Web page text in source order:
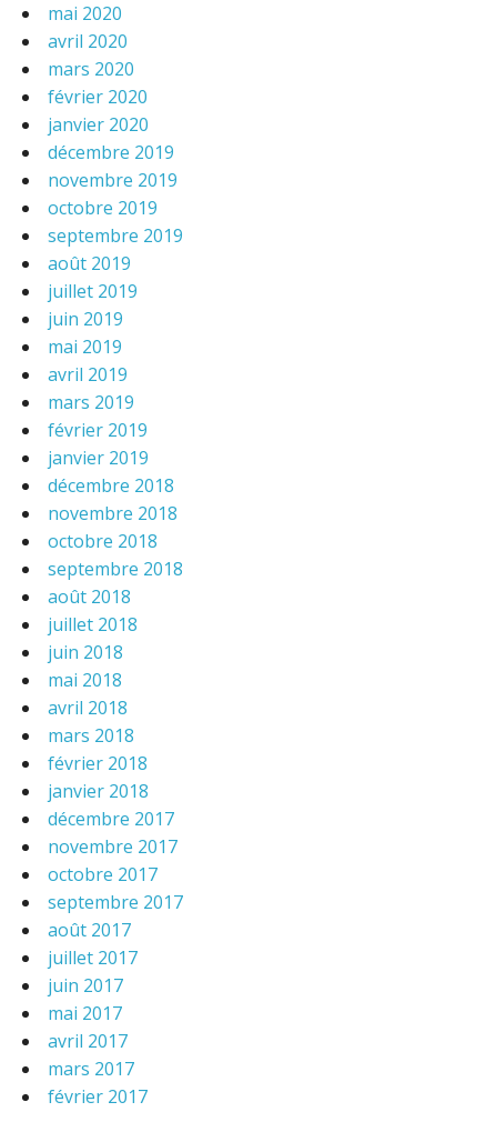
mai 2020
avril 2020
mars 2020
février 2020
janvier 2020
décembre 2019
novembre 2019
octobre 2019
septembre 2019
août 2019
juillet 2019
juin 2019
mai 2019
avril 2019
mars 2019
février 2019
janvier 2019
décembre 2018
novembre 2018
octobre 2018
septembre 2018
août 2018
juillet 2018
juin 2018
mai 2018
avril 2018
mars 2018
février 2018
janvier 2018
décembre 2017
novembre 2017
octobre 2017
septembre 2017
août 2017
juillet 2017
juin 2017
mai 2017
avril 2017
mars 2017
février 2017